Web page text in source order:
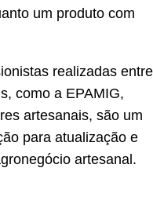
um produto com
realizadas entre
como a EPAMIG,
artesanais, são um
para atualização e
artesanal.